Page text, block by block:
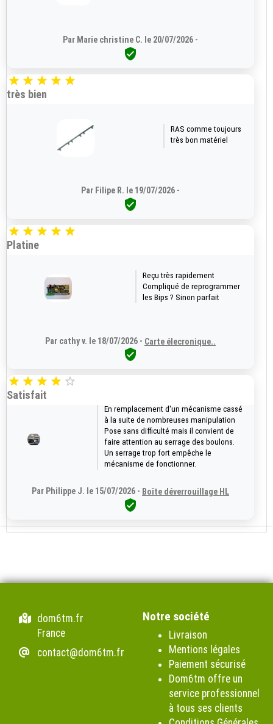
Par Marie christine C. le 20/07/2026 -

    
très bien
RAS comme toujours
très bon matériel
Par Filipe R. le 19/07/2026 -

    
Platine
Reçu très rapidement
Compliqué de reprogrammer
les Bips ? Sinon parfait
Par cathy v. le 18/07/2026 - Carte élecronique..

    
Satisfait
En remplacement d'un mécanisme cassé
à la suite de nombreuses manipulation
Pose sans difficulté mais il convient de
faire attention au serrage des boulons.
Un serrage trop fort empêche le
mécanisme de fonctionner.
Par Philippe J. le 15/07/2026 - Boîte déverrouillage HL

dom6tm.fr
France
contact@dom6tm.fr
Notre société
Livraison
Mentions légales
Paiement sécurisé
Dom6tm offre un
service professionnel
à tous ses clients